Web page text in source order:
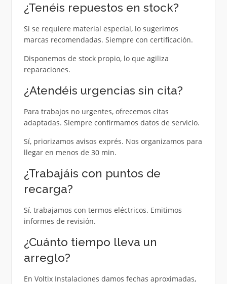
¿Tenéis repuestos en stock?
Si se requiere material especial, lo sugerimos
marcas recomendadas. Siempre con certificación.
Disponemos de stock propio, lo que agiliza
reparaciones.
¿Atendéis urgencias sin cita?
Para trabajos no urgentes, ofrecemos citas
adaptadas. Siempre confirmamos datos de servicio.
Sí, priorizamos avisos exprés. Nos organizamos para
llegar en menos de 30 min.
¿Trabajáis con puntos de
recarga?
Sí, trabajamos con termos eléctricos. Emitimos
informes de revisión.
¿Cuánto tiempo lleva un
arreglo?
En Voltix Instalaciones damos fechas aproximadas,